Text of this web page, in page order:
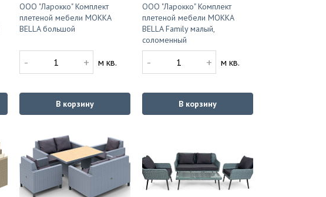
ООО "Ларокко" Комплект
плетеной мебели MOKKA
BELLA большой
- + м кв.
В корзину
ООО "Ларокко" Комплект
плетеной мебели MOKKA
BELLA Family малый,
соломенный
- + м кв.
В корзину